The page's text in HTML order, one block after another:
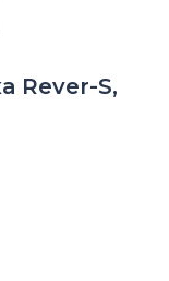
Rever-S,